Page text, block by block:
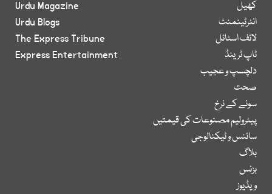
کھیل
انٹرٹینمنٹ
لائف اسٹائل
ٹاپ ٹرینڈ
دلچسپ و عجیب
صحت
سونے کے نرخ
پیٹرولیم مصنوعات کی قیمتیں
سائنس و ٹیکنالوجی
بلاگ
بزنس
ویڈیوز
Urdu Magazine
Urdu Blogs
The Express Tribune
Express Entertainment